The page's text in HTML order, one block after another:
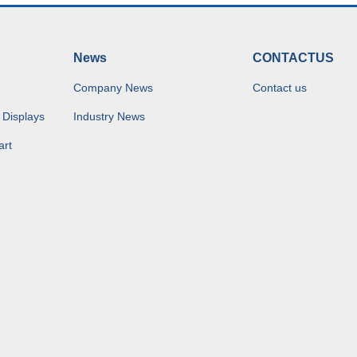
News
Company News
Industry News
CONTACTUS
Contact us